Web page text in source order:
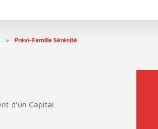
Prévi-Famille Sérénité
d’un Capital